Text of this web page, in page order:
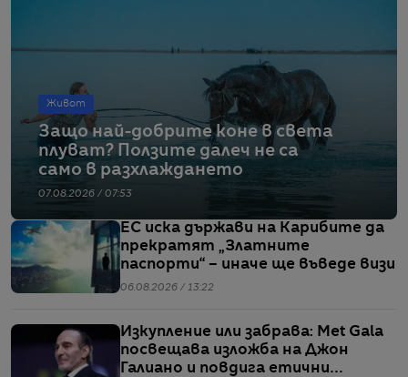
Живот
Защо най-добрите коне в света
плуват? Ползите далеч не са
само в разхлаждането
07.08.2026 / 07:53
ЕС иска държави на Карибите да
прекратят „Златните
паспорти“ – иначе ще въведе визи
06.08.2026 / 13:22
Изкупление или забрава: Met Gala
посвещава изложба на Джон
Галиано и повдига етични